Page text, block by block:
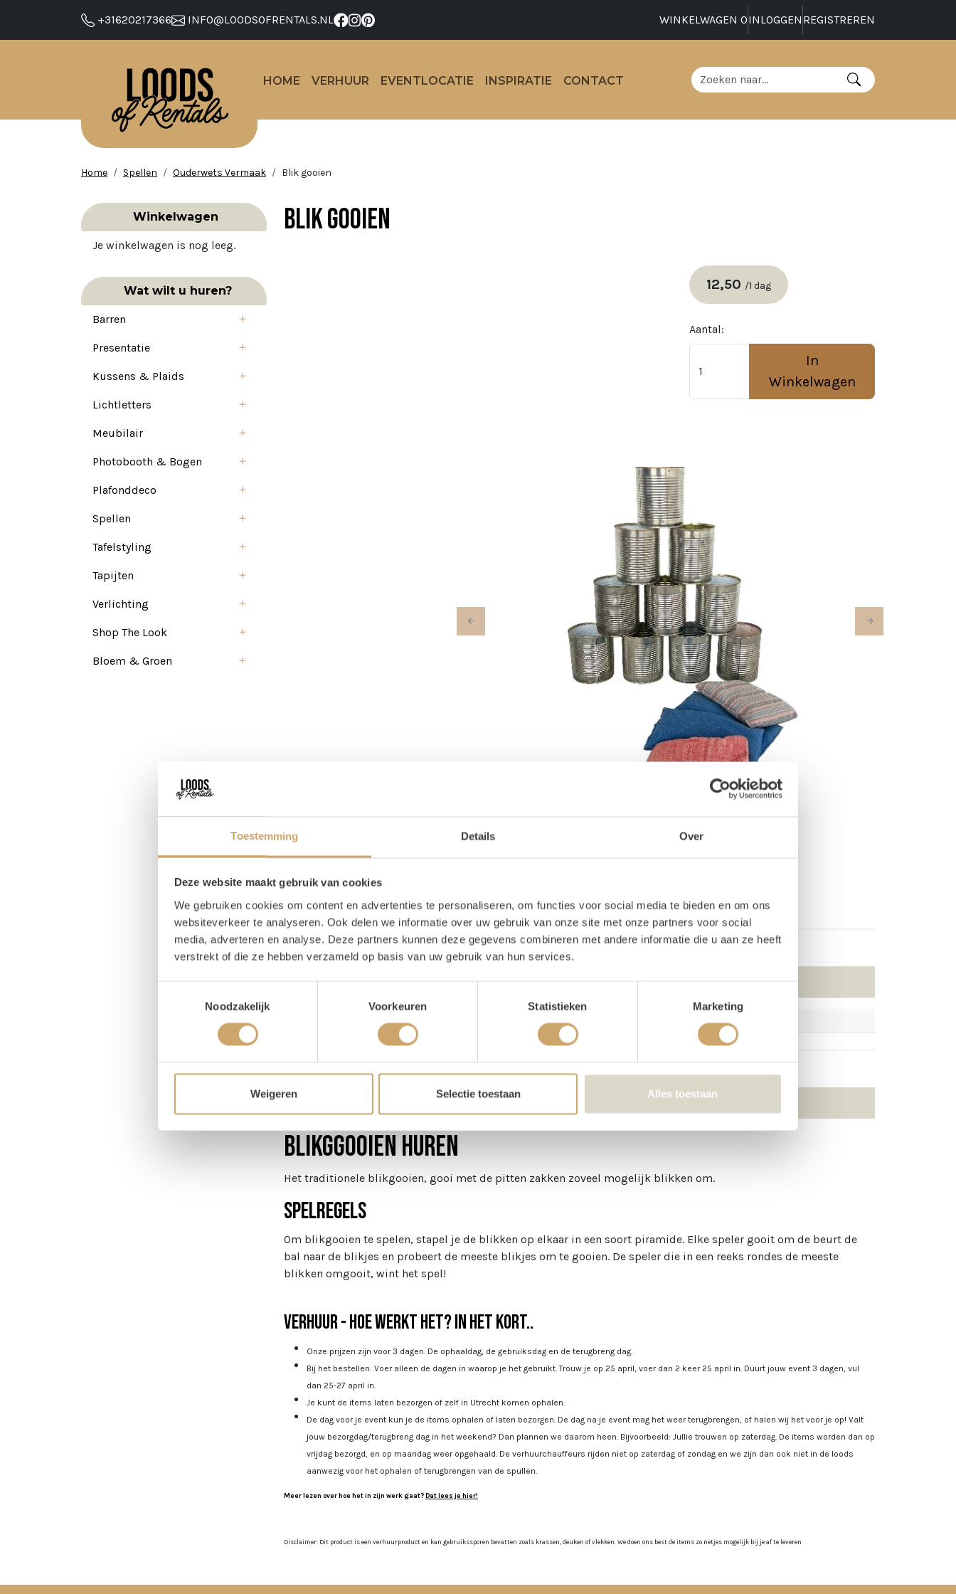
Toestemming Details Over
Deze website maakt gebruik van cookies
We gebruiken cookies om content en advertenties te personaliseren, om functies voor social media te bieden en om ons
websiteverkeer te analyseren. Ook delen we informatie over uw gebruik van onze site met onze partners voor social
media, adverteren en analyse. Deze partners kunnen deze gegevens combineren met andere informatie die u aan ze heeft
verstrekt of die ze hebben verzameld op basis van uw gebruik van hun services.
Noodzakelijk
Voorkeuren Statistieken Marketing
Weigeren Selectie toestaan Alles toestaan
+31620217366 INFO@LOODSOFRENTALS.NL WINKELWAGEN 0INLOGGEN REGISTREREN
HOME VERHUUR EVENTLOCATIE INSPIRATIE CONTACT
Home Spellen Ouderwets Vermaak Blik gooien
Winkelwagen
Je winkelwagen is nog leeg.
Wat wilt u huren?
Barren
Presentatie
Kussens & Plaids
Lichtletters
Meubilair
Photobooth & Bogen
Plafonddeco
Spellen
Tafelstyling
Tapijten
Verlichting
Shop The Look
Bloem & Groen
Blik gooien
12,50 /1 dag
Aantal:
In
Winkelwagen
Previous Next
Producteigenschappen
Magazijn voorraad
Blikggooien huren
Het traditionele blikgooien, gooi met de pitten zakken zoveel mogelijk blikken om.
Spelregels
Om blikgooien te spelen, stapel je de blikken op elkaar in een soort piramide. Elke speler gooit om de beurt de
bal naar de blikjes en probeert de meeste blikjes om te gooien. De speler die in een reeks rondes de meeste
blikken omgooit, wint het spel!
Verhuur - Hoe werkt het? In het kort..
Onze prijzen zijn voor 3 dagen. De ophaaldag, de gebruiksdag en de terugbreng dag.
Bij het bestellen: Voer alleen de dagen in waarop je het gebruikt. Trouw je op 25 april, voer dan 2 keer 25 april in. Duurt jouw event 3 dagen, vul
dan 25-27 april in.
Je kunt de items laten bezorgen of zelf in Utrecht komen ophalen.
De dag voor je event kun je de items ophalen of laten bezorgen. De dag na je event mag het weer terugbrengen, of halen wij het voor je op! Valt
jouw bezorgdag/terugbreng dag in het weekend? Dan plannen we daarom heen. Bijvoorbeeld: Jullie trouwen op zaterdag. De items worden dan op
vrijdag bezorgd, en op maandag weer opgehaald. De verhuurchauffeurs rijden niet op zaterdag of zondag en we zijn dan ook niet in de loods
aanwezig voor het ophalen of terugbrengen van de spullen.
Meer lezen over hoe het in zijn werk gaat?Dat lees je hier!
Disclaimer: Dit product is een verhuurproduct en kan gebruikssporen bevatten zoals krassen, deuken of vlekken. We doen ons best de items zo netjes mogelijk bij je af te leveren.